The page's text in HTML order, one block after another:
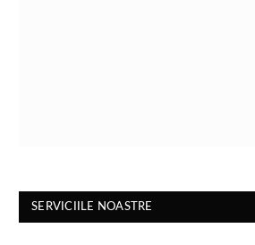
SERVICIILE NOASTRE